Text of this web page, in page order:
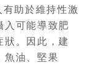
助於維持性激
入可能導致肥
狀。因此，建
魚油、堅果